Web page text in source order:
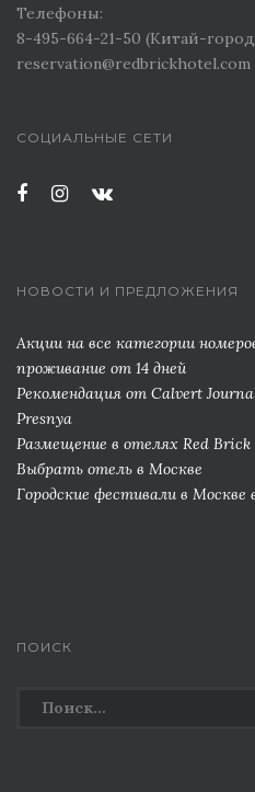
Телефоны:
8-495-664-21-50 (Китай-
СОЦИАЛЬНЫЕ СЕТИ
НОВОСТИ И ПРЕДЛОЖЕНИЯ
Акции на все категории
проживание от 14 дней
Рекомендация от Сalvert
Presnya
Размещение в отелях Red Brick
Выбрать отель в Москве
Городские фестивали в Москве
ПОИСК
Найти: